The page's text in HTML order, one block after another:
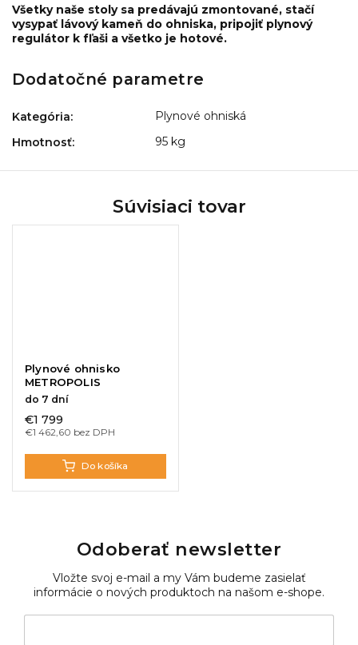
Všetky naše stoly sa predávajú zmontované, stačí
vysypať lávový kameň do ohniska, pripojiť plynový
regulátor k fľaši a všetko je hotové.
Dodatočné parametre
Kategória:
Plynové ohniská
Hmotnosť: 95 kg
Súvisiaci tovar
Plynové ohnisko
METROPOLIS
do 7 dní
€1 462,60 bez DPH
€1 799
Do košíka
Odoberať newsletter
Vložte svoj e-mail a my Vám budeme zasielať
informácie o nových produktoch na našom e-shope.